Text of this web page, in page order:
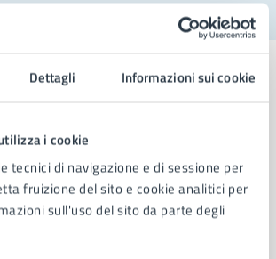
Dettagli Informazioni sui cookie
i cookie
tecnici di navigazione e di sessione per
fruizione del sito e cookie analitici per
sull'uso del sito da parte degli
di Napoli